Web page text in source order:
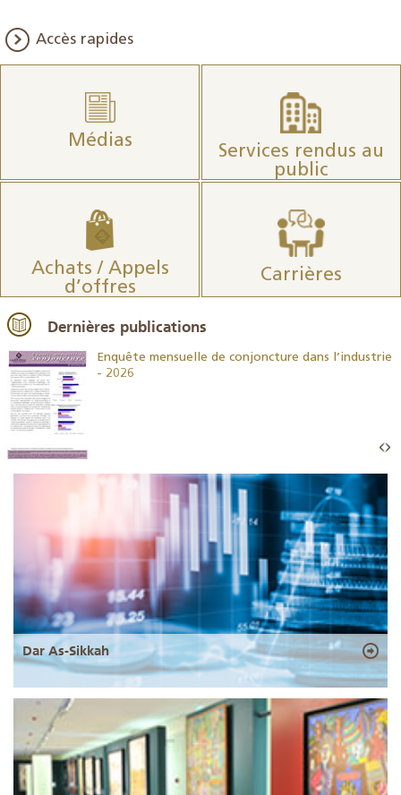
Accès rapides
Médias
Services rendus au
public
Achats / Appels
d’offres
Carrières
Dernières publications
Enquête mensuelle de conjoncture dans l’industrie
- 2026
Dar As-Sikkah